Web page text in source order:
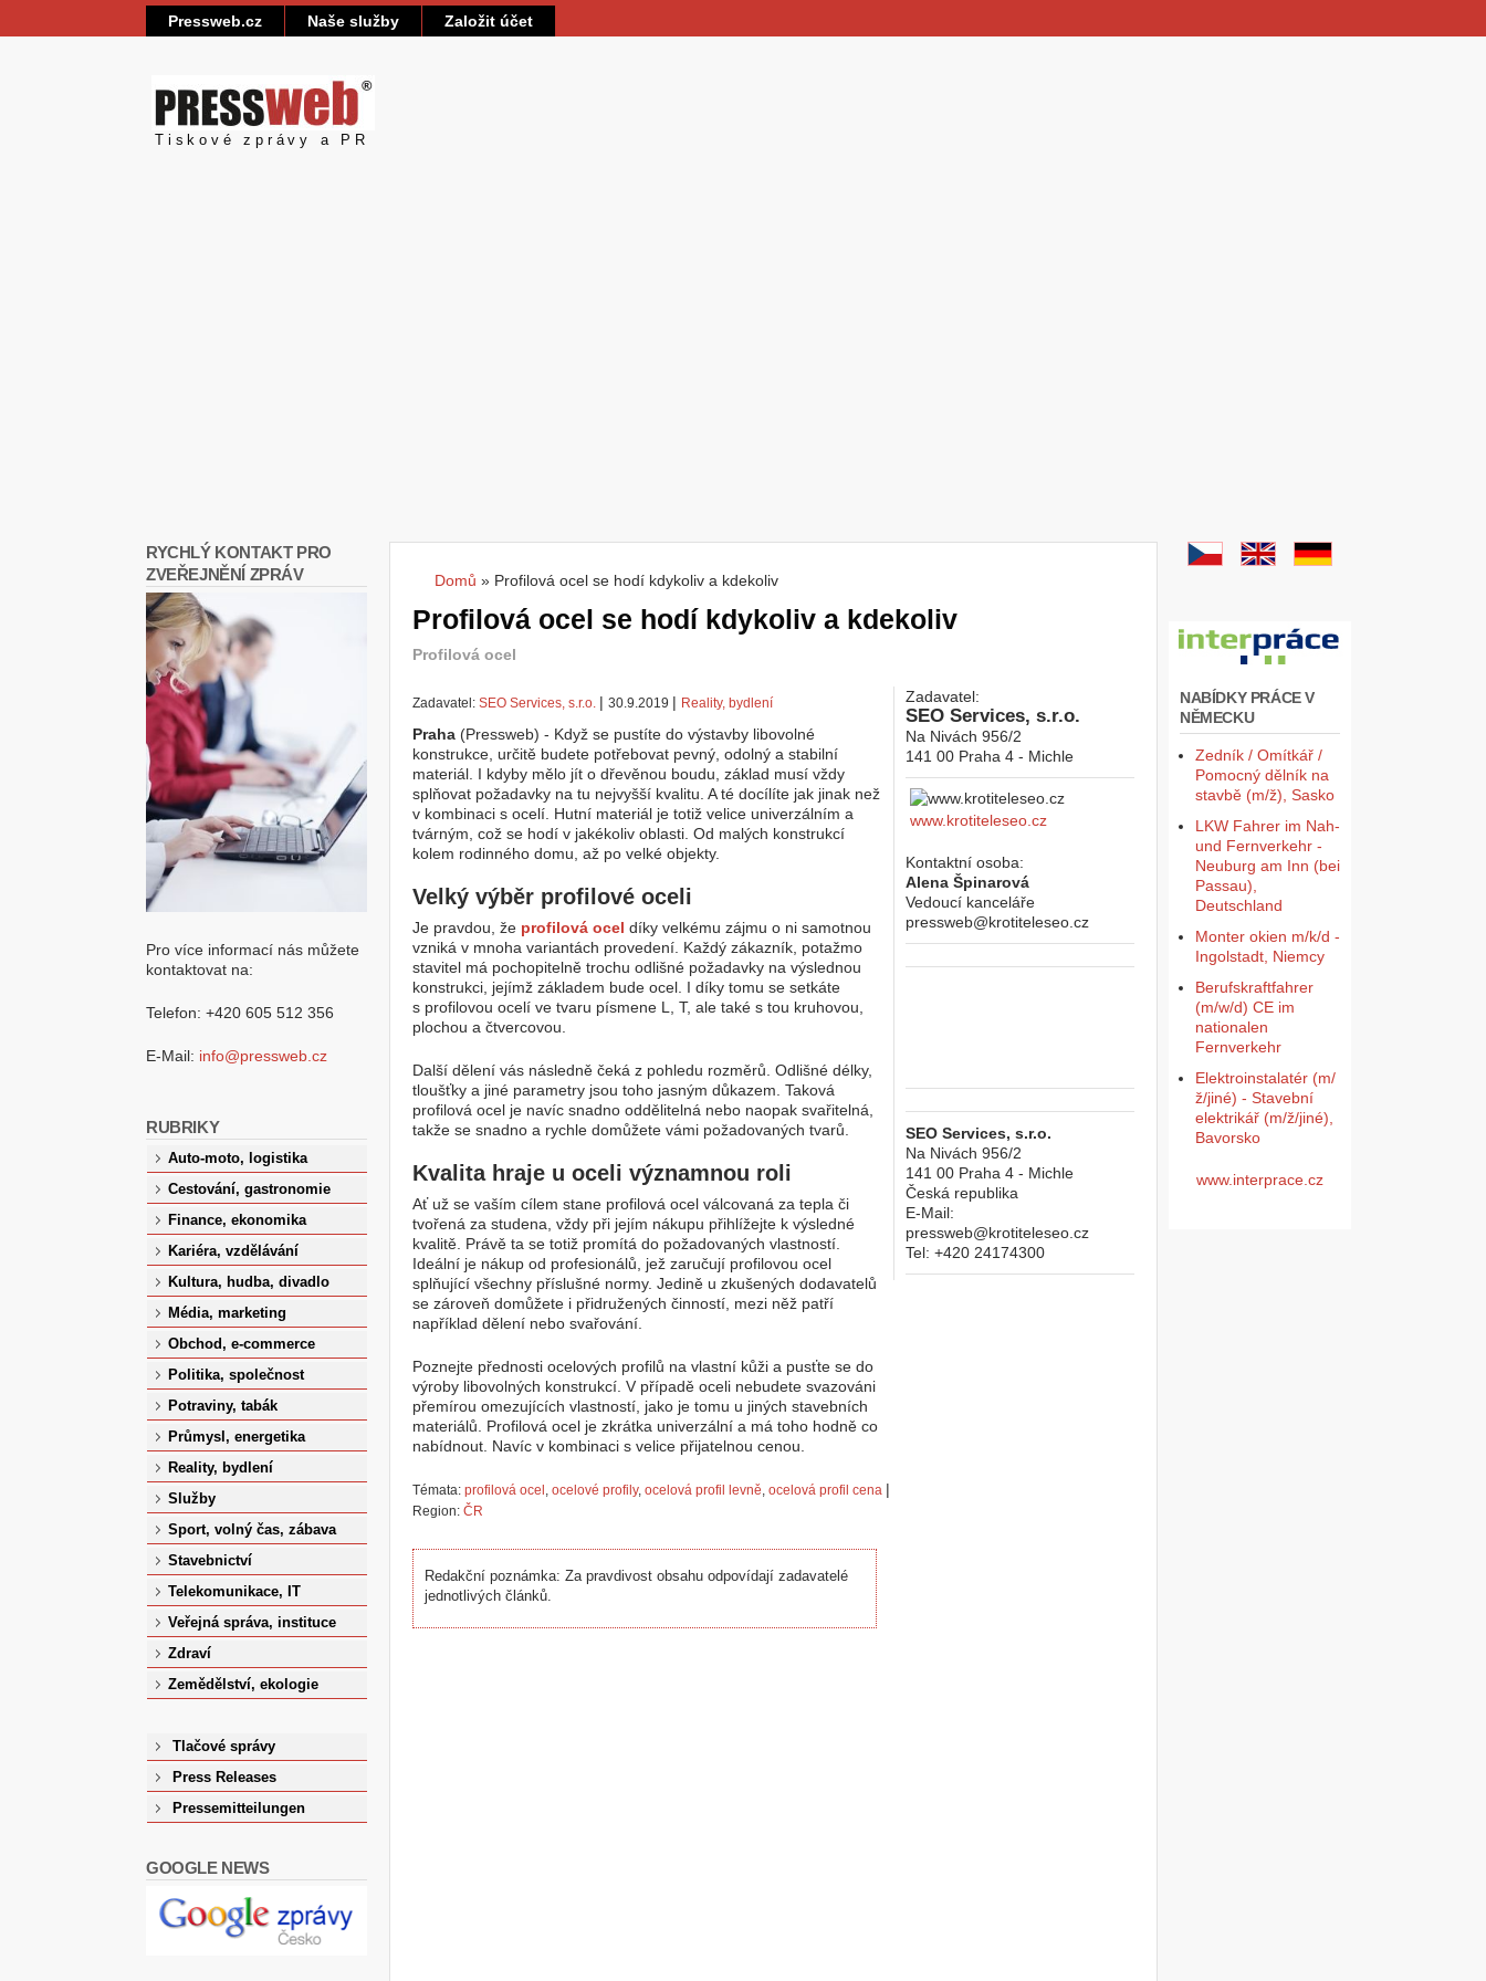
Pressweb.cz Naše služby Založit účet
Pressweb
Tiskové zprávy a PR
Jste zde
Domů » Profilová ocel se hodí kdykoliv a kdekoliv
Profilová ocel se hodí kdykoliv a kdekoliv
Profilová ocel
Zadavatel: SEO Services, s.r.o. | 30.9.2019 | Reality, bydlení
Praha (Pressweb) - Když se pustíte do výstavby libovolné
konstrukce, určitě budete potřebovat pevný, odolný a stabilní
materiál. I kdyby mělo jít o dřevěnou boudu, základ musí vždy
splňovat požadavky na tu nejvyšší kvalitu. A té docílíte jak jinak než
v kombinaci s ocelí. Hutní materiál je totiž velice univerzálním a
tvárným, což se hodí v jakékoliv oblasti. Od malých konstrukcí
kolem rodinného domu, až po velké objekty.
Velký výběr profilové oceli
Je pravdou, že profilová ocel díky velkému zájmu o ni samotnou
vzniká v mnoha variantách provedení. Každý zákazník, potažmo
stavitel má pochopitelně trochu odlišné požadavky na výslednou
konstrukci, jejímž základem bude ocel. I díky tomu se setkáte
s profilovou ocelí ve tvaru písmene L, T, ale také s tou kruhovou,
plochou a čtvercovou.
Další dělení vás následně čeká z pohledu rozměrů. Odlišné délky,
tloušťky a jiné parametry jsou toho jasným důkazem. Taková
profilová ocel je navíc snadno oddělitelná nebo naopak svařitelná,
takže se snadno a rychle domůžete vámi požadovaných tvarů.
Kvalita hraje u oceli významnou roli
Ať už se vaším cílem stane profilová ocel válcovaná za tepla či
tvořená za studena, vždy při jejím nákupu přihlížejte k výsledné
kvalitě. Právě ta se totiž promítá do požadovaných vlastností.
Ideální je nákup od profesionálů, jež zaručují profilovou ocel
splňující všechny příslušné normy. Jedině u zkušených dodavatelů
se zároveň domůžete i přidružených činností, mezi něž patří
například dělení nebo svařování.
Poznejte přednosti ocelových profilů na vlastní kůži a pusťte se do
výroby libovolných konstrukcí. V případě oceli nebudete svazováni
přemírou omezujících vlastností, jako je tomu u jiných stavebních
materiálů. Profilová ocel je zkrátka univerzální a má toho hodně co
nabídnout. Navíc v kombinaci s velice přijatelnou cenou.
Témata: profilová ocel , ocelové profily, ocelová profil levně, ocelová profil cena |
Region: ČR
Redakční poznámka: Za pravdivost obsahu odpovídají zadavatelé
jednotlivých článků.
Zadavatel:
SEO Services, s.r.o.
Na Nivách 956/2
141 00 Praha 4 - Michle
www.krotiteleseo.cz
Kontaktní osoba:
Alena Špinarová
Vedoucí kanceláře
pressweb@krotiteleseo.cz
SEO Services, s.r.o.
Na Nivách 956/2
141 00 Praha 4 - Michle
Česká republika
E-Mail:
pressweb@krotiteleseo.cz
Tel:+420 24174300
RYCHLÝ KONTAKT PRO
ZVEŘEJNĚNÍ ZPRÁV
Pro více informací nás můžete
kontaktovat na:
Telefon: +420 605 512 356
E-Mail: info@pressweb.cz
RUBRIKY
Auto-moto, logistika
Cestování, gastronomie
Finance, ekonomika
Kariéra, vzdělávání
Kultura, hudba, divadlo
Média, marketing
Obchod, e-commerce
Politika, společnost
Potraviny, tabák
Průmysl, energetika
Reality, bydlení
Služby
Sport, volný čas, zábava
Stavebnictví
Telekomunikace, IT
Veřejná správa, instituce
Zdraví
Zemědělství, ekologie
Tlačové správy
Press Releases
Pressemitteilungen
GOOGLE NEWS
NABÍDKY PRÁCE V
NĚMECKU
Zedník / Omítkář /
Pomocný dělník na
stavbě (m/ž), Sasko
LKW Fahrer im Nah-
und Fernverkehr -
Neuburg am Inn (bei
Passau),
Deutschland
Monter okien m/k/d -
Ingolstadt, Niemcy
Berufskraftfahrer
(m/w/d) CE im
nationalen
Fernverkehr
Elektroinstalatér (m/
ž/jiné) - Stavební
elektrikář (m/ž/jiné),
Bavorsko
www.interprace.cz